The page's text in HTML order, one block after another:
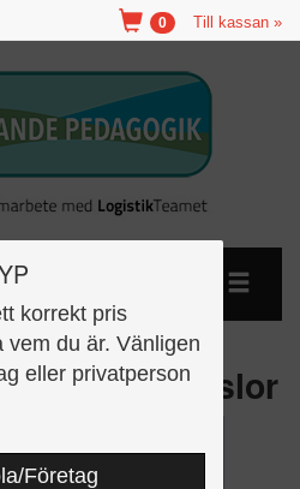
korrekt pris
vem du är. Vänligen
eller privatperson
Företag
Till kassan »
0
starka känslor